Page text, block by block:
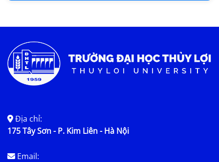
Địa chỉ:
175 Tây Sơn - P. Kim Liên - Hà Nội
Email: